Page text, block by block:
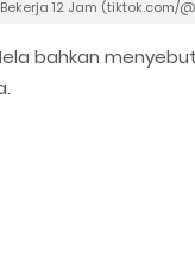
12 Jam (tiktok.com/
bahkan